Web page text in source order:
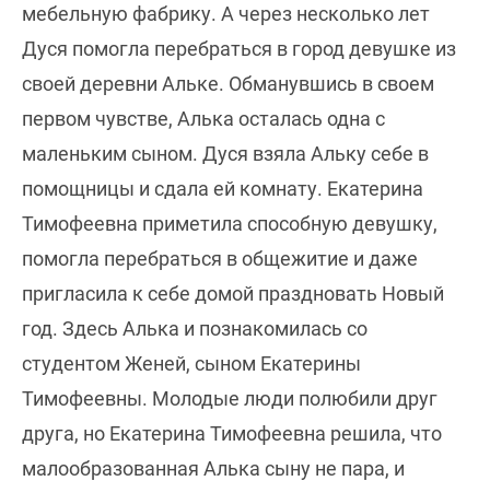
мебельную фабрику. А через несколько лет
Дуся помогла перебраться в город девушке из
своей деревни Альке. Обманувшись в своем
первом чувстве, Алька осталась одна с
маленьким сыном. Дуся взяла Альку себе в
помощницы и сдала ей комнату. Екатерина
Тимофеевна приметила способную девушку,
помогла перебраться в общежитие и даже
пригласила к себе домой праздновать Новый
год. Здесь Алька и познакомилась со
студентом Женей, сыном Екатерины
Тимофеевны. Молодые люди полюбили друг
друга, но Екатерина Тимофеевна решила, что
малообразованная Алька сыну не пара, и